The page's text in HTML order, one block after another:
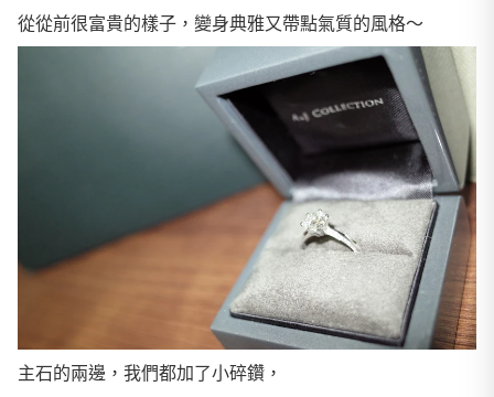
從從前很富貴的樣子，變身典雅又帶點氣質的風格～
主石的兩邊，我們都加了小碎鑽，